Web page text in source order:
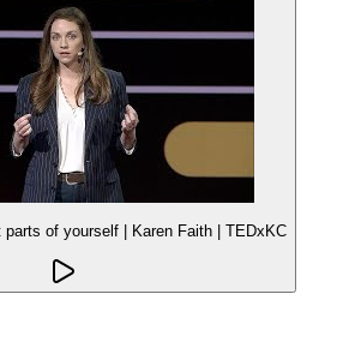
parts of yourself | Karen Faith | TEDxKC